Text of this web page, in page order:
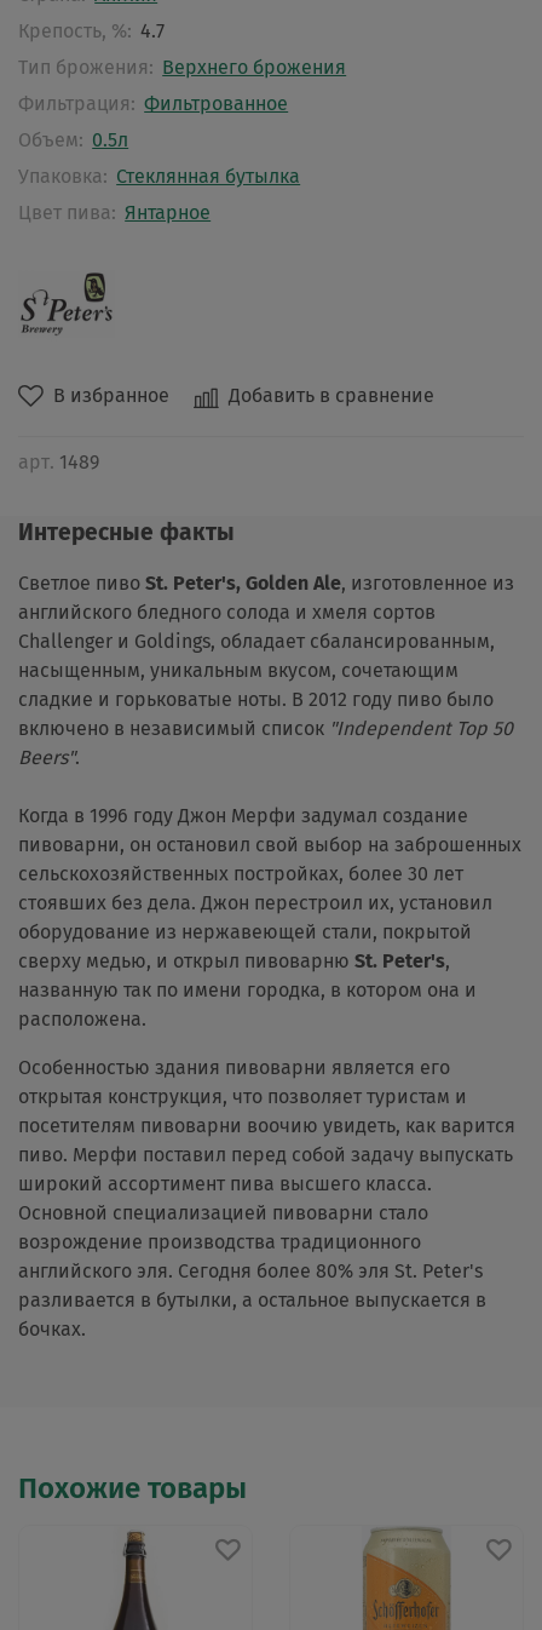
В избранное Добавить в сравнение
арт. 1489
Крепость, %: 4.7
Тип брожения: Верхнего брожения
Фильтрация: Фильтрованное
Объем: 0.5л
Упаковка: Стеклянная бутылка
Цвет пива: Янтарное
Интересные факты
Светлое пиво St. Peter's, Golden Ale, изготовленное из
английского бледного солода и хмеля сортов
Challenger и Goldings, обладает сбалансированным,
насыщенным, уникальным вкусом, сочетающим
сладкие и горьковатые ноты. В 2012 году пиво было
включено в независимый список "Independent Top 50
Beers".
Когда в 1996 году Джон Мерфи задумал создание
пивоварни, он остановил свой выбор на заброшенных
сельскохозяйственных постройках, более 30 лет
стоявших без дела. Джон перестроил их, установил
оборудование из нержавеющей стали, покрытой
сверху медью, и открыл пивоварню St. Peter's,
названную так по имени городка, в котором она и
расположена.
Особенностью здания пивоварни является его
открытая конструкция, что позволяет туристам и
посетителям пивоварни воочию увидеть, как варится
пиво. Мерфи поставил перед собой задачу выпускать
широкий ассортимент пива высшего класса.
Основной специализацией пивоварни стало
возрождение производства традиционного
английского эля. Сегодня более 80% эля St. Peter's
разливается в бутылки, а остальное выпускается в
бочках.
Похожие товары